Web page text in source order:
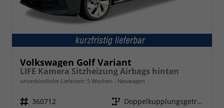
Volkswagen Golf Variant
LIFE Kamera Sitzheizung Airbags hinten
unverbindliche Lieferzeit: 5 Wochen Neuwagen
Fahrzeugnr. 360712 Getriebe
Doppelkupplungsgetriebe (DSG)